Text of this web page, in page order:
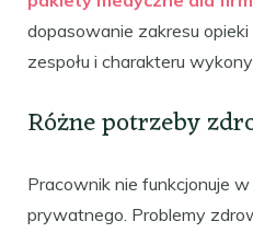
dopasowanie zakresu
zespołu i charakteru
Różne potrzeby
Pracownik nie funkcjonuje
prywatnego. Problemy